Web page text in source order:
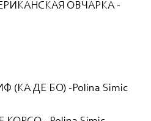
ОВЧАРКА -
ДЕ БО) -Polina Simic